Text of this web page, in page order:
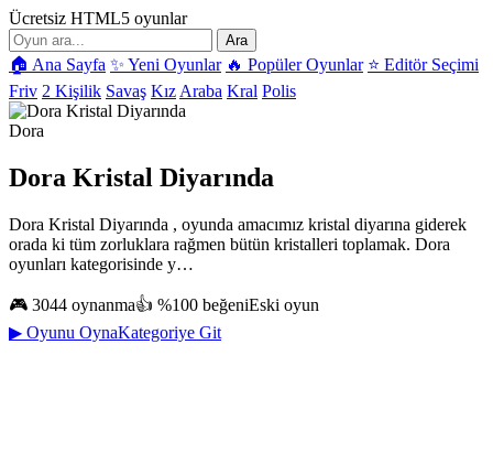
Ücretsiz HTML5 oyunlar
Ara
🏠 Ana Sayfa ✨ Yeni Oyunlar 🔥 Popüler Oyunlar ⭐ Editör Seçimi
Friv 2 Kişilik Savaş Kız Araba Kral Polis
Dora
Dora Kristal Diyarında
Dora Kristal Diyarında , oyunda amacımız kristal diyarına giderek
orada ki tüm zorluklara rağmen bütün kristalleri toplamak. Dora
oyunları kategorisinde y…
🎮 3044 oynanma👍 %100 beğeniEski oyun
▶ Oyunu OynaKategoriye Git